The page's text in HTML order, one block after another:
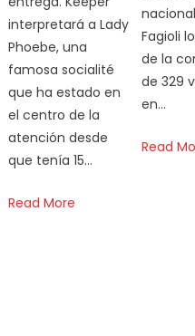
interpretará a Lady
Phoebe, una
famosa socialité
que ha estado en
el centro de la
atención desde
que tenía 15…
Read More
Fagioli
de la
de 329
en…
Read